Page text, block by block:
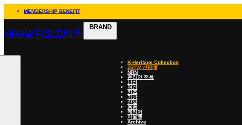
MEMBERSHIP BENEFIT
내셔널지오그래픽
BRAND
K-Heritage Collection
26FW 선판매
NRN
온라인 전용
남성
여성
키즈
가방
신발
용품
캐리어
아울렛
Archive